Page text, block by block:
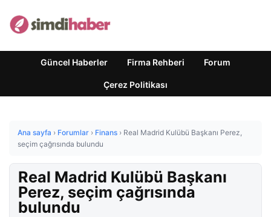
Güncel Haberler Firma Rehberi Forum
Çerez Politikası
Ana sayfa › Forumlar › Finans › Real Madrid Kulübü Başkanı Perez,
seçim çağrısında bulundu
Real Madrid Kulübü Başkanı
Perez, seçim çağrısında
bulundu